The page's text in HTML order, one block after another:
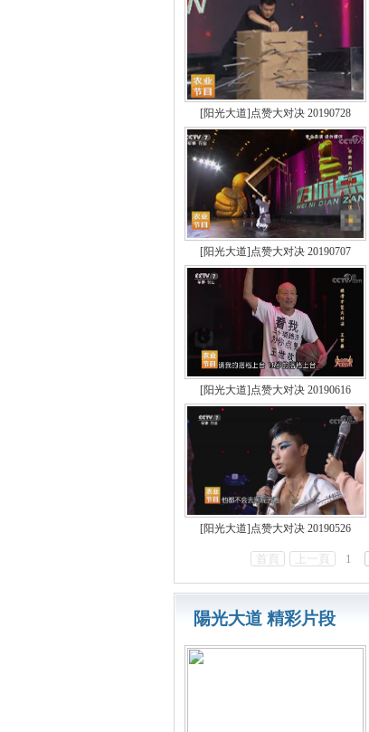
[阳光大道]点赞大对决 20190728
[阳光大道]点赞大对决 20190707
[阳光大道]点赞大对决 20190616
[阳光大道]点赞大对决 20190526
首頁 上一頁 1
陽光大道 精彩片段